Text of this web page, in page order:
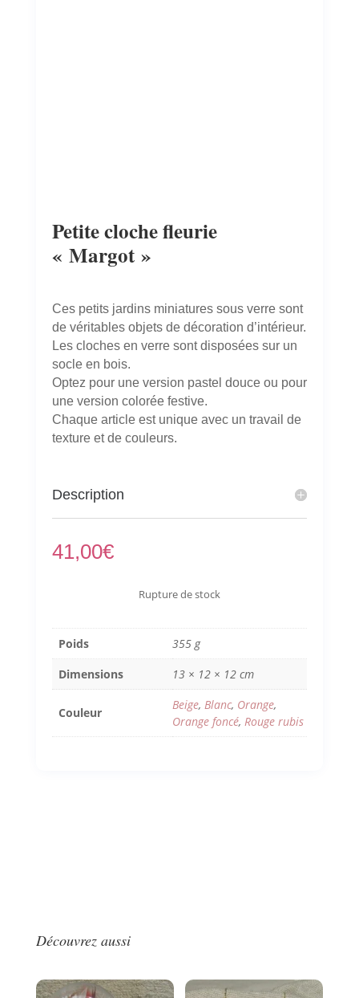
Petite cloche fleurie
« Margot »
Ces petits jardins miniatures sous verre sont
de véritables objets de décoration d’intérieur.
Les cloches en verre sont disposées sur un
socle en bois.
Optez pour une version pastel douce ou pour
une version colorée festive.
Chaque article est unique avec un travail de
texture et de couleurs.
Description
41,00€
Rupture de stock
Poids
355 g
Dimensions
13 × 12 × 12 cm
Couleur
Beige, Blanc, Orange,
Orange foncé, Rouge rubis
Découvrez aussi